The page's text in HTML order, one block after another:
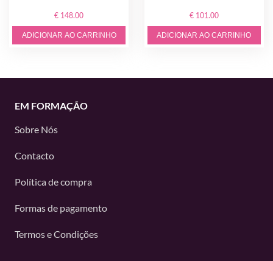
€ 148.00
ADICIONAR AO CARRINHO
€ 101.00
ADICIONAR AO CARRINHO
EM FORMAÇÃO
Sobre Nós
Contacto
Política de compra
Formas de pagamento
Termos e Condições